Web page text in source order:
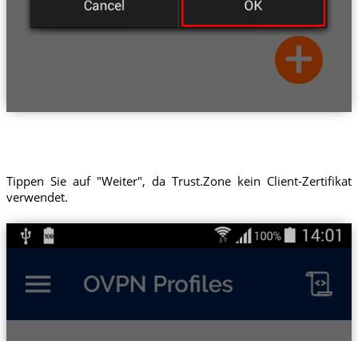
Tippen Sie auf "Weiter", da Trust.Zone kein Client-Zertifikat
verwendet.